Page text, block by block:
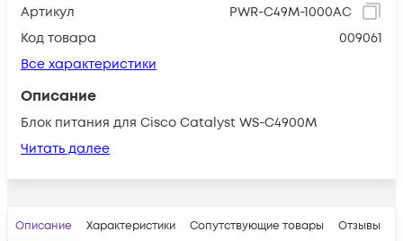
Артикул
PWR-C49M-1000AC
Код товара
009061
Все характеристики
Описание
Блок питания для Cisco Catalyst WS-C4900M
Читать далее
Описание Характеристики Сопутствующие товары Отзывы